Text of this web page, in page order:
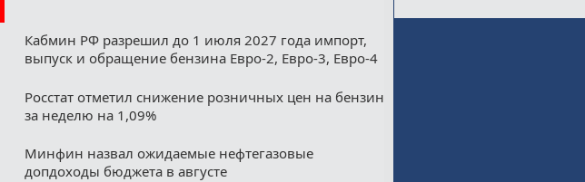
Кабмин РФ разрешил до 1 июля 2027 года импорт,
выпуск и обращение бензина Евро-2, Евро-3, Евро-4
Росстат отметил снижение розничных цен на бензин
за неделю на 1,09%
Минфин назвал ожидаемые нефтегазовые
допдоходы бюджета в августе